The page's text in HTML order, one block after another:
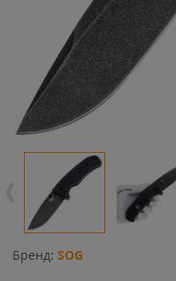
Бренд: SOG